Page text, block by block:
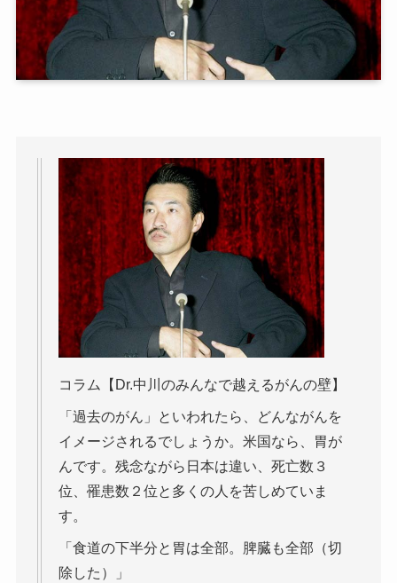
コラム【Dr.中川のみんなで越えるがんの壁】
「過去のがん」といわれたら、どんながんを
イメージされるでしょうか。米国なら、胃が
んです。残念ながら日本は違い、死亡数３
位、罹患数２位と多くの人を苦しめていま
す。
「食道の下半分と胃は全部。脾臓も全部（切
除した）」